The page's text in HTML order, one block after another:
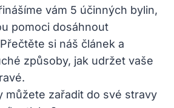
vám 5 účinných⁤ bylin,
pomoci ​dosáhnout
si náš⁣ článek a
způsoby, ​jak udržet​ vaše⁢